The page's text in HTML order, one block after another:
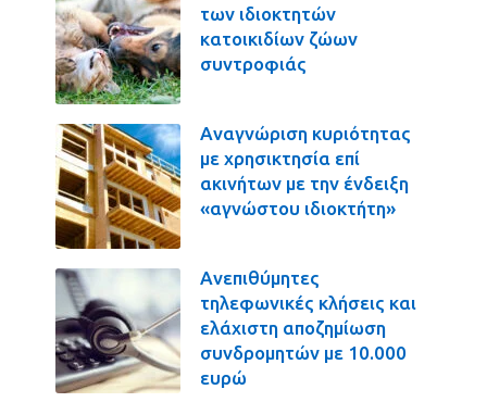
των ιδιοκτητών
κατοικιδίων ζώων
συντροφιάς
Αναγνώριση κυριότητας
με χρησικτησία επί
ακινήτων με την ένδειξη
«αγνώστου ιδιοκτήτη»
Ανεπιθύμητες
τηλεφωνικές κλήσεις και
ελάχιστη αποζημίωση
συνδρομητών με 10.000
ευρώ